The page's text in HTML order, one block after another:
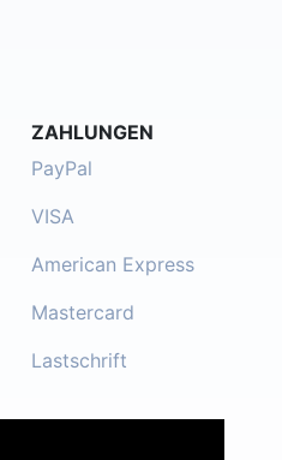
ZAHLUNGEN
PayPal
VISA
American Express
Mastercard
Lastschrift